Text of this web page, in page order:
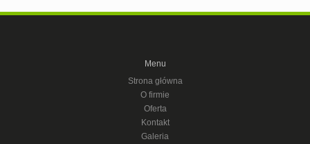
Menu
Strona główna
O firmie
Oferta
Kontakt
Galeria